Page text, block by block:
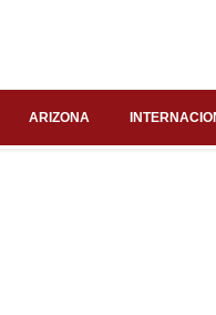
ARIZONA